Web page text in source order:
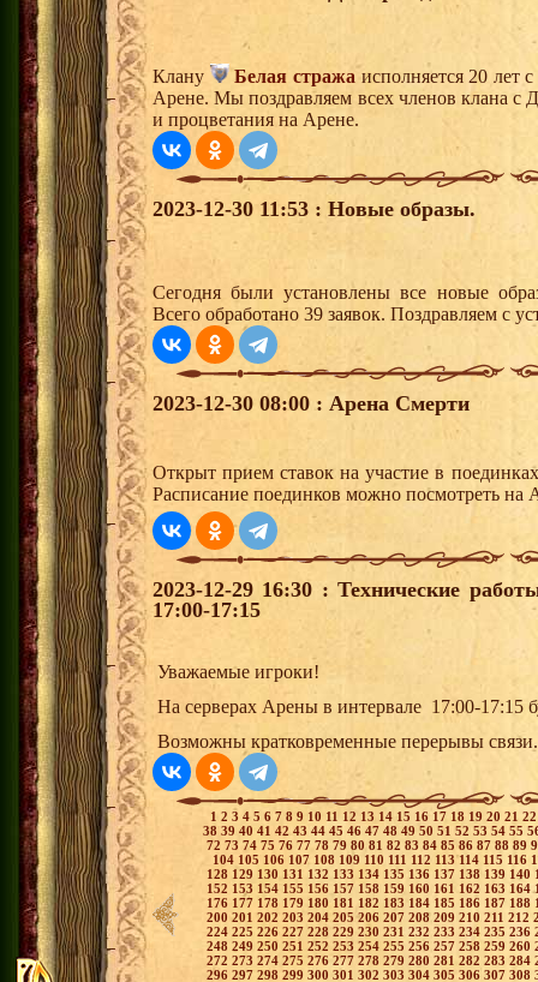
Клану Белая стража исполняется 20 лет
Арене. Мы поздравляем всех членов клана с
и процветания на Арене.
2023-12-30 11:53 : Новые образы.
Сегодня были установлены все новые
Всего обработано 39 заявок. Поздравляем с
2023-12-30 08:00 : Арена Смерти
Открыт прием ставок на участие в
Расписание поединков можно посмотреть на
2023-12-29 16:30 : Технические
17:00-17:15
Уважаемые игроки!
На серверах Арены в интервале 17:00-17:15
Возможны кратковременные перерывы связи.
1 2 3 4 5 6 7 8 9 10 11 12 13 14 15 16 17 18 19 20 21
38 39 40 41 42 43 44 45 46 47 48 49 50 51 52 53 54 55
72 73 74 75 76 77 78 79 80 81 82 83 84 85 86 87 88 89
104 105 106 107 108 109 110 111 112 113114 115 116
128 129 130 131 132 133 134 135 136 137 138 139 140
152 153 154 155 156 157 158 159 160 161 162 163 164
176 177 178 179 180 181 182 183 184 185 186 187 188
200 201 202 203 204 205206 207 208 209 210 211 212
224 225 226 227 228 229 230 231 232 233 234 235 236
248 249 250 251 252 253 254 255 256 257 258 259 260
272 273 274 275 276 277 278 279 280 281 282 283 284
296 297 298 299 300 301 302 303 304 305 306 307 308